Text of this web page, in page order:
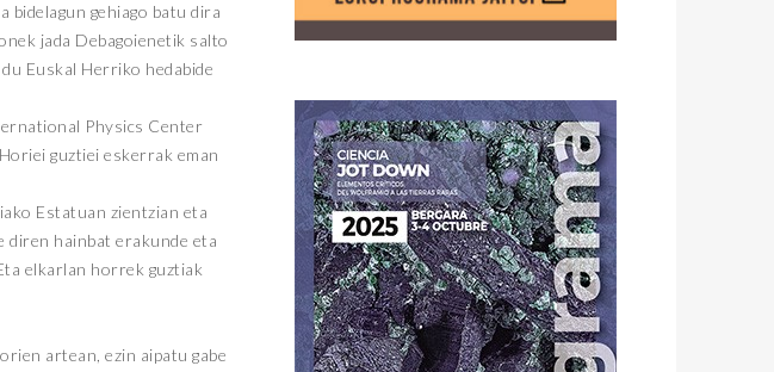
bidelagun gehiago batu dira
jada Debagoienetik salto
Euskal Herriko hedabide
Physics Center
guztiei eskerrak eman
Estatuan zientzian eta
hainbat erakunde eta
elkarlan horrek guztiak
artean, ezin aipatu gabe